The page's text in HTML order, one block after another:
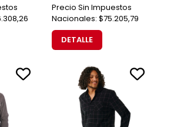
Precio Sin Impuestos
Nacionales: $75.205,79
DETALLE